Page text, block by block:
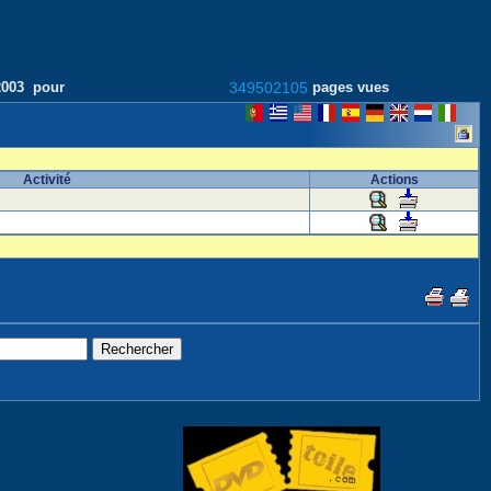
pour 349502105 pages vues
Activité Actions